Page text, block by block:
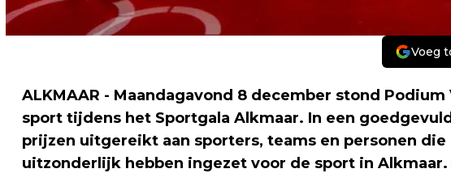
Voeg
ALKMAAR - Maandagavond 8 december stond
sport tijdens het Sportgala Alkmaar. In een
prijzen uitgereikt aan sporters, teams en personen
uitzonderlijk hebben ingezet voor de sport in